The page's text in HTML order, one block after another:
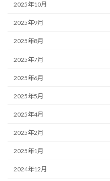
2025年10月
2025年9月
2025年8月
2025年7月
2025年6月
2025年5月
2025年4月
2025年2月
2025年1月
2024年12月